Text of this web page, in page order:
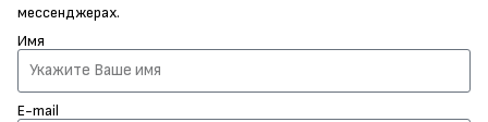
мессенджерах.
Имя
E-mail